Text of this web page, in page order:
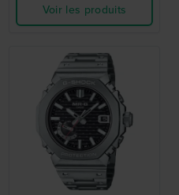
Voir les produits